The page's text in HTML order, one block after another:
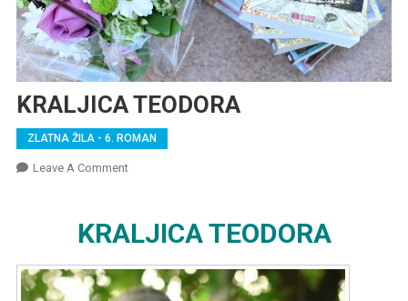
KRALJICA TEODORA
ZLATNA ŽILA - 6. ROMAN
Leave A CommentOn
KRALJICA TEODORA